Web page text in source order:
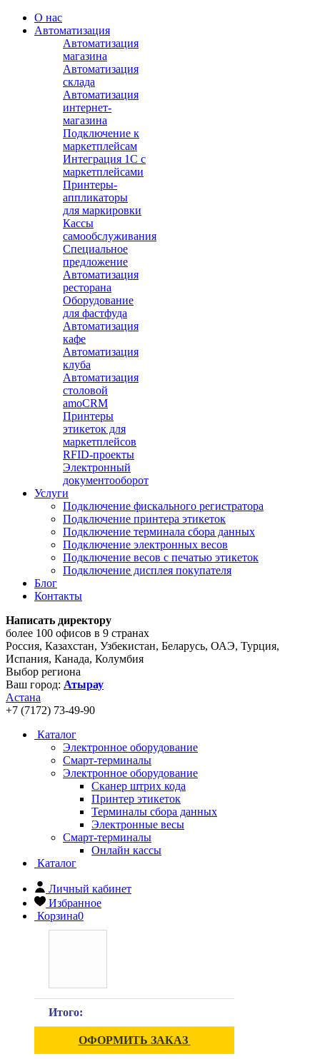
О нас
Автоматизация
Автоматизация
магазина
Автоматизация
склада
Автоматизация
интернет-
магазина
Подключение к
маркетплейсам
Интеграция 1С с
маркетплейсами
Принтеры-
аппликаторы
для маркировки
Кассы
самообслуживания
Специальное
предложение
Автоматизация
ресторана
Оборудование
для фастфуда
Автоматизация
кафе
Автоматизация
клуба
Автоматизация
столовой
amoCRM
Принтеры
этикеток для
маркетплейсов
RFID-проекты
Электронный
документооборот
Услуги
Подключение фискального регистратора
Подключение принтера этикеток
Подключение терминала сбора данных
Подключение электронных весов
Подключение весов с печатью этикеток
Подключение дисплея покупателя
Блог
Контакты
Написать директору
более 100 офисов в 9 странах
Россия, Казахстан, Узбекистан, Беларусь, ОАЭ, Турция,
Испания, Канада, Колумбия
Выбор региона
Ваш город: Атырау
Астана
+7 (7172) 73-49-90
Каталог
Электронное оборудование
Смарт-терминалы
Электронное оборудование
Сканер штрих кода
Принтер этикеток
Терминалы сбора данных
Электронные весы
Смарт-терминалы
Онлайн кассы
Каталог
Личный кабинет
Избранное
Корзина0
Итого:
ОФОРМИТЬ ЗАКАЗ